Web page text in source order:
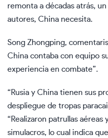
remonta a décadas atrás,
autores, China necesita.
Song Zhongping,
China contaba con equipo
experiencia en combate”.
“Rusia y China tienen sus
despliegue de tropas
“Realizaron patrullas
simulacros, lo cual indica